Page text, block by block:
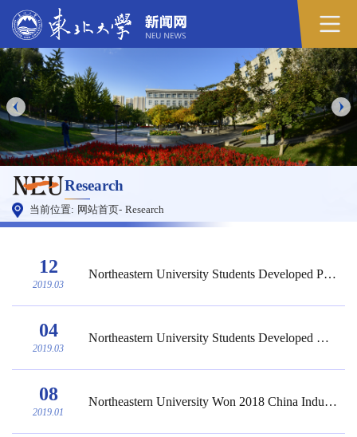
Research
当前位置: 网站首页- Research
12
2019.03
Northeastern University Students Developed Portable Ultrasonic Devices That Can Do Phys...
04
2019.03
Northeastern University Students Developed Wheeled Robot That Can Lean Forward 55°Low t...
08
2019.01
Northeastern University Won 2018 China Industry-University-Research Cooperation Innovat...